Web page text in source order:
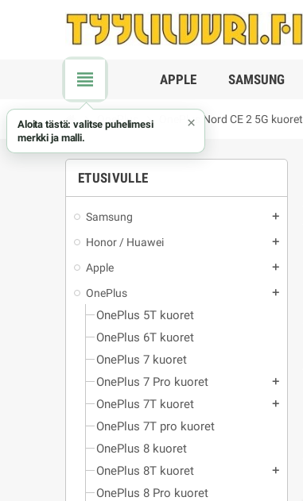
view_headline APPLE SAMSUNG
chevron_right OnePlus chevron_right OnePlus Nord CE 2 5G kuoret
ETUSIVULLE
Samsung add
Honor / Huawei add
Apple add
OnePlus add
OnePlus 5T kuoret
OnePlus 6T kuoret
OnePlus 7 kuoret
OnePlus 7 Pro kuoret
add
OnePlus 7T kuoret add
OnePlus 7T pro kuoret
OnePlus 8 kuoret
OnePlus 8T kuoret
add
OnePlus 8 Pro kuoret
Aloita tästä: valitse puhelimesi
merkki ja malli.
×